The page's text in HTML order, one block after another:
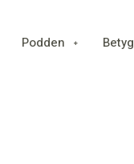
Podden Betyg